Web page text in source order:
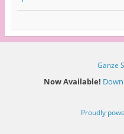
Ganze
Now Available!
Proudly